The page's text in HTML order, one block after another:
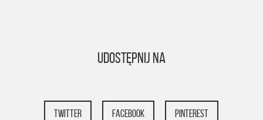
Udostępnij na
TWITTER FACEBOOK PINTEREST